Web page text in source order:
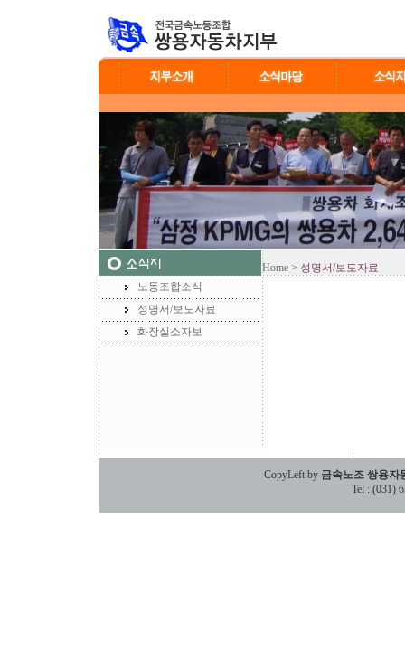
노동조합소식
성명서/보도자료
화장실소자보
Home > 성명서/보도자료
CopyLeft by 금속노조 쌍용자
Tel : (031)